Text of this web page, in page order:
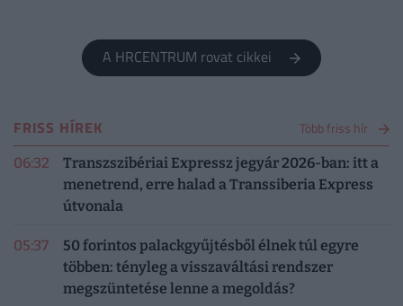
A HRCENTRUM rovat cikkei
FRISS HÍREK Több friss hír
06:32
Transzszibériai Expressz jegyár 2026-ban: itt a
menetrend, erre halad a Transsiberia Express
útvonala
05:37
50 forintos palackgyűjtésből élnek túl egyre
többen: tényleg a visszaváltási rendszer
megszüntetése lenne a megoldás?